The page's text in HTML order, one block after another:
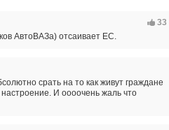
33
АвтоВАЗа) отсаивает ЕС.
срать на то как живут граждане
И оооочень жаль что